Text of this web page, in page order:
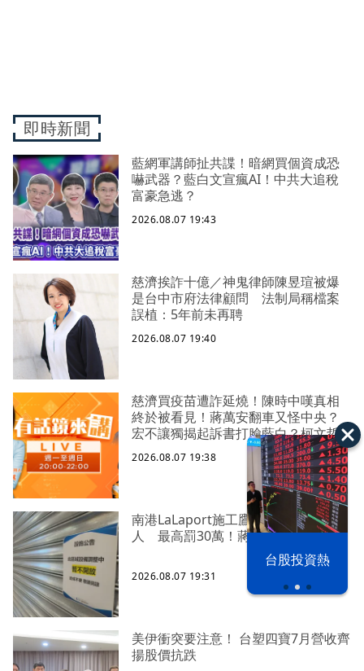
台股投資熱
即時新聞
藍網軍講師扯共諜！暗網買個資成恐
嚇武器？藍白文宣瘋AI！中共大追稅
富豪急逃？
2026.08.07 19:43
慈濟挨詐十億／神鬼律師陳昱瑄被爆
是台中市府法律顧問 法制局稱檔案
誤植：5年前未再聘
2026.08.07 19:40
慈濟買疫苗遭詐延燒！陳時中嘆真相
終於被看見！蔣萬安翻車又怪中央？
宏不讓獨揭起訴書打臉藍白？柯文哲
生日嚇一大跳忘記腳傷？虐童案再
爆！北市府突襲稽查變套招？
2026.08.07 19:38
南港LaLaport施工鷹架5樓掉落砸傷
人 最高罰30萬！蔣萬安回應了
2026.08.07 19:31
美伊衝突要注意！ 台塑四寶7月營收齊
揚股價抗跌